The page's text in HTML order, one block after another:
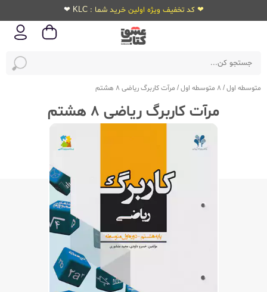
❤ کد تخفیف ویژه اولین خرید شما : KLC ❤
متوسطه اول/8 متوسطه اول / مرآت کاربرگ ریاضی 8 هشتم
مرآت کاربرگ ریاضی 8 هشتم